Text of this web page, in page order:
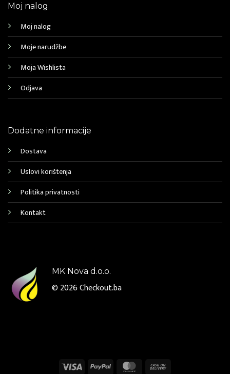
Moj nalog
Moj nalog
Moje narudžbe
Moja Wishlista
Odjava
Dodatne informacije
Dostava
Uslovi korištenja
Politika privatnosti
Kontakt
MK Nova d.o.o.
© 2026Checkout.ba